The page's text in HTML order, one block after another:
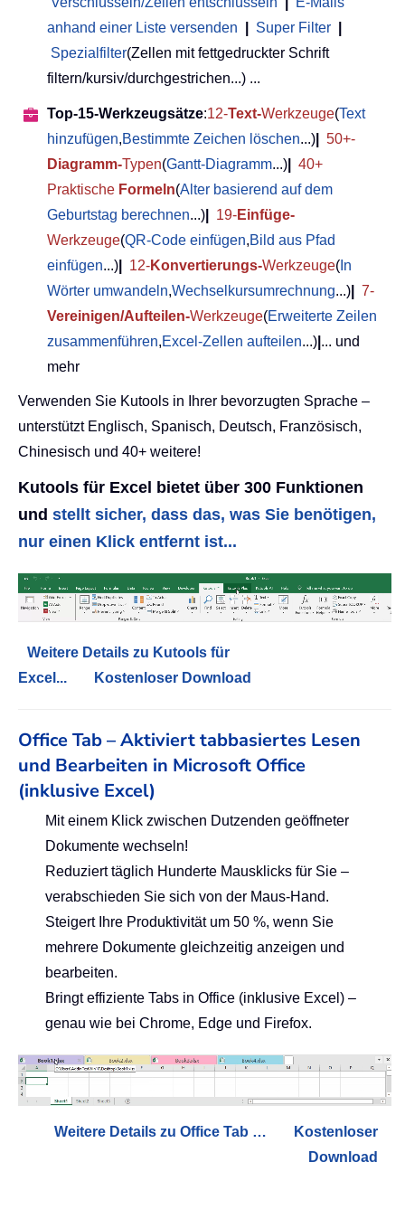
anhand einer Liste versenden
Super Filter
Spezialfilter(Zellen mit fettgedruckter Schrift
filtern/kursiv/durchgestrichen...) ...
Top-15-Werkzeugsätze:12-Text-Werkzeuge(Text
hinzufügen,Bestimmte Zeichen löschen...)
50+-
Diagramm-Typen(Gantt-Diagramm...)
40+
Praktische Formeln(Alter basierend auf dem
Geburtstag berechnen...) 19-Einfüge-
Werkzeuge(QR-Code einfügen,Bild aus Pfad
einfügen...) 12-Konvertierungs-Werkzeuge( In
Wörter umwandeln,Wechselkursumrechnung...)
7-
Vereinigen/Aufteilen-Werkzeuge(Erweiterte Zeilen
zusammenführen,Excel-Zellen aufteilen...) ... und
mehr
Verwenden Sie Kutools in Ihrer bevorzugten Sprache –
unterstützt Englisch, Spanisch, Deutsch, Französisch,
Chinesisch und 40+ weitere!
Kutools für Excel bietet über 300 Funktionen
und stellt sicher, dass das, was Sie benötigen,
nur einen Klick entfernt ist...
Weitere Details zu Kutools für
Excel...
Kostenloser Download
Office Tab – Aktiviert tabbasiertes Lesen
und Bearbeiten in Microsoft Office
(inklusive Excel)
Mit einem Klick zwischen Dutzenden geöffneter
Dokumente wechseln!
Reduziert täglich Hunderte Mausklicks für Sie –
verabschieden Sie sich von der Maus-Hand.
Steigert Ihre Produktivität um 50 %, wenn Sie
mehrere Dokumente gleichzeitig anzeigen und
bearbeiten.
Bringt effiziente Tabs in Office (inklusive Excel) –
genau wie bei Chrome, Edge und Firefox.
Weitere Details zu Office Tab …
Kostenloser
Download